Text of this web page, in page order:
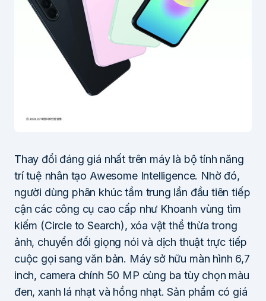
Thay đổi đáng giá nhất trên máy là bộ tính năng
trí tuệ nhân tạo Awesome Intelligence. Nhờ đó,
người dùng phân khúc tầm trung lần đầu tiên tiếp
cận các công cụ cao cấp như Khoanh vùng tìm
kiếm (Circle to Search), xóa vật thể thừa trong
ảnh, chuyển đổi giọng nói và dịch thuật trực tiếp
cuộc gọi sang văn bản. Máy sở hữu màn hình 6,7
inch, camera chính 50 MP cùng ba tùy chọn màu
đen, xanh lá nhạt và hồng nhạt. Sản phẩm có giá